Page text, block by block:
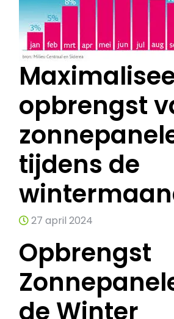
opbrengst
tijdens de
27 april 2024
Opbrengst
de Winter